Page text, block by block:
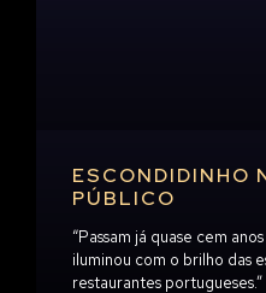
ESCONDIDINHO
PÚBLICO
“Passam já quase cem
iluminou com o brilho das
restaurantes